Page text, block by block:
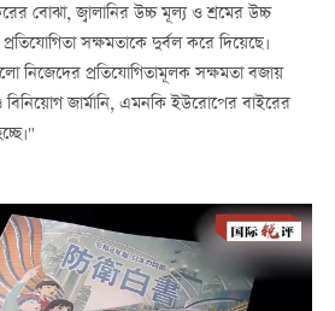
বোঝা, জ্বালানির উচ্চ মূল্য ও শ্রমের উচ্চ
সক্ষমতাকে দুর্বল করে দিয়েছে।
নিজেদের প্রতিযোগিতামূলক সক্ষমতা বজায়
জার্মানি, এমনকি ইউরোপের বাইরের